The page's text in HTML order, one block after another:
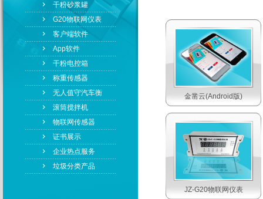
金凿云(Android版)
JZ-G20物联网仪表
干粉砂浆罐
G20物联网仪表
客户端软件
App软件
干粉电控箱
称重传感器
无人值守汽车衡
滚筒搅拌机
物联网传感器
证书展示
企业热点服务
垃圾分类产品